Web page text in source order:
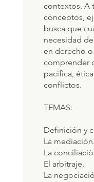
contextos. A
conceptos,
busca que
necesidad
en derecho
comprender
pacífica,
conflictos.
TEMAS:
Definición y
La mediación.
La
El arbitraje.
La